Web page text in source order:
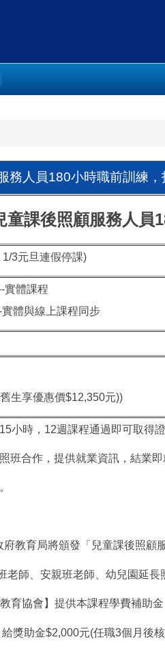
務人員180小時職前訓練，
課後照顧服務人員
3元旦連假停課)
實體課程
體與線上課程同步
生享優惠價$12,350元))
小時，12週課程通過即可取得證
班合作，提供就業資訊，結業即
教育局將頒發「兒童課後照顧
老師、安親班老師、幼兒園延長
育協會】提供本課程學費補助金
獎助金$2,000元(任職3個月後